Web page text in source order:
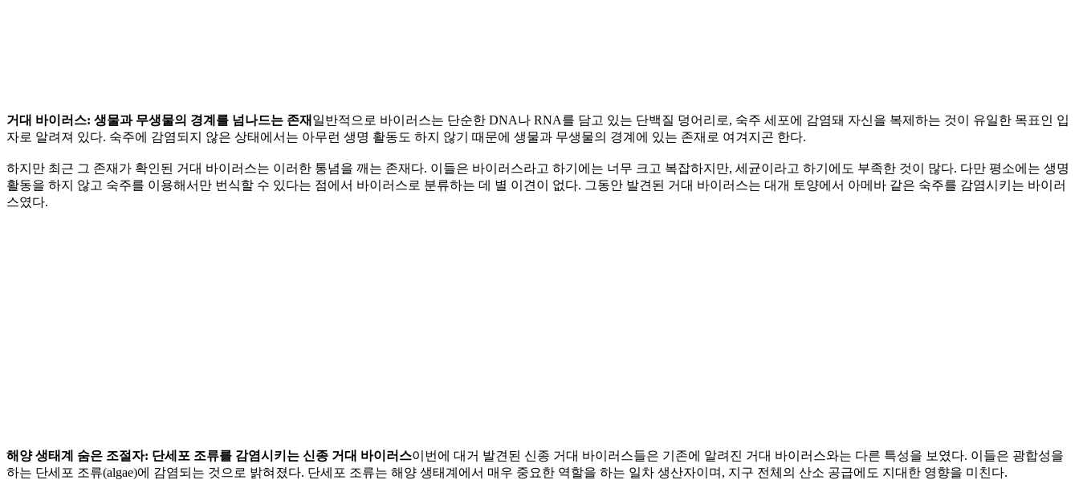
거대 바이러스: 생물과 무생물의 경계를 넘나드는 존재 일반적으로 바이러스는 단순한 DNA나 RNA를 담고 있는 단백질 덩어리로, 숙주 세포에 감염돼 자신을 복제하는 것이 유일한 목표인 입
자로 알려져 있다. 숙주에 감염되지 않은 상태에서는 아무런 생명 활동도 하지 않기 때문에 생물과 무생물의 경계에 있는 존재로 여겨지곤 한다.
하지만 최근 그 존재가 확인된 거대 바이러스는 이러한 통념을 깨는 존재다. 이들은 바이러스라고 하기에는 너무 크고 복잡하지만, 세균이라고 하기에도 부족한 것이 많다. 다만 평소에는 생명
활동을 하지 않고 숙주를 이용해서만 번식할 수 있다는 점에서 바이러스로 분류하는 데 별 이견이 없다. 그동안 발견된 거대 바이러스는 대개 토양에서 아메바 같은 숙주를 감염시키는 바이러
스였다.
해양 생태계 숨은 조절자: 단세포 조류를 감염시키는 신종 거대 바이러스이번에 대거 발견된 신종 거대 바이러스들은 기존에 알려진 거대 바이러스와는 다른 특성을 보였다. 이들은 광합성을
하는 단세포 조류(algae)에 감염되는 것으로 밝혀졌다. 단세포 조류는 해양 생태계에서 매우 중요한 역할을 하는 일차 생산자이며, 지구 전체의 산소 공급에도 지대한 영향을 미친다.